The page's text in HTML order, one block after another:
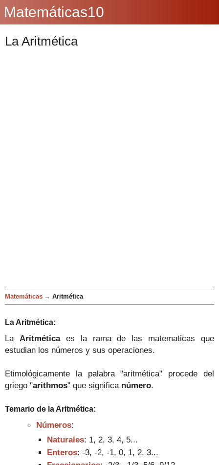
Matemáticas10
La Aritmética
Matemáticas → Aritmética
La Aritmética:
La Aritmética es la rama de las matematicas que
estudian los números y sus operaciones.
Etimológicamente la palabra "aritmética" procede del
griego "arithmos" que significa número.
Temario de la Aritmética:
Números:
Naturales: 1, 2, 3, 4, 5...
Enteros: -3, -2, -1, 0, 1, 2, 3...